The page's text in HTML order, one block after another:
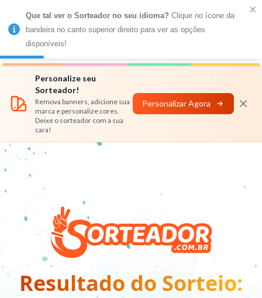
MENU
Números
Personalize seu
Sorteador!
Remova banners, adicione sua
marca e personalize cores.
Deixe o sorteador com a sua
cara!
Personalizar Agora
Resultado do Sorteio:
Que tal ver o Sorteador no seu idioma? Clique no ícone da
bandeira no canto superior direito para ver as opções
disponíveis!